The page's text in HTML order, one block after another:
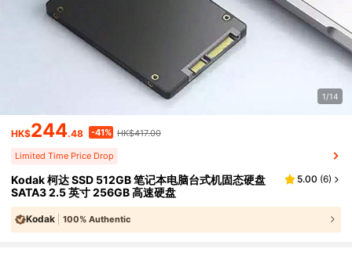
1/14
HK$244.48 -41% HK$417.00
Limited Time Price Drop
Kodak 柯达 SSD 512GB 笔记本电脑台式机固态硬盘
SATA3 2.5 英寸 256GB 高速硬盘
5.00 (6)
Kodak 100% Authentic